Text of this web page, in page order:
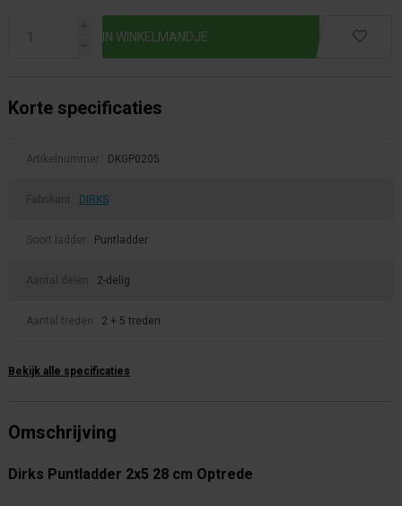
i
h
Korte specificaties
Artikelnummer: DKGP0205
Fabrikant: DIRKS
Soort ladder: Puntladder
Aantal delen: 2-delig
Aantal treden: 2 + 5 treden
Bekijk alle specificaties
Omschrijving
Dirks Puntladder 2x5 28 cm Optrede